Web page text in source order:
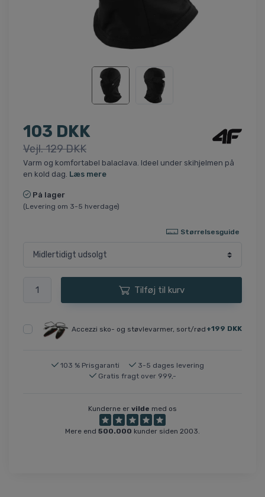
103 DKK
Vejl. 129 DKK
Varm og komfortabel balaclava. Ideel under skihjelmen på
en kold dag. Læs mere
På lager
(Levering om 3-5 hverdage)
Størrelsesguide
Tilføj til kurv
Accezzi sko- og støvlevarmer, sort/rød +199 DKK
103 % Prisgaranti
3-5 dages levering
Gratis fragt over 999,-
Kunderne er vilde med os
Mere end 500.000 kunder siden 2003.